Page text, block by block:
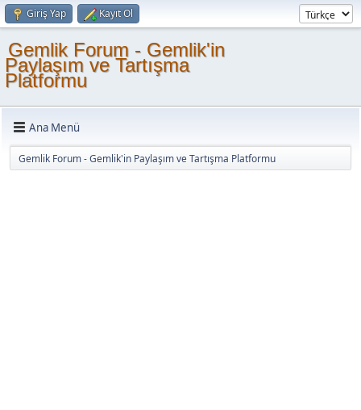
Giriş Yap Kayıt Ol
Gemlik Forum - Gemlik'in
Paylaşım ve Tartışma
Platformu
Ana Menü
Gemlik Forum - Gemlik'in Paylaşım ve Tartışma Platformu